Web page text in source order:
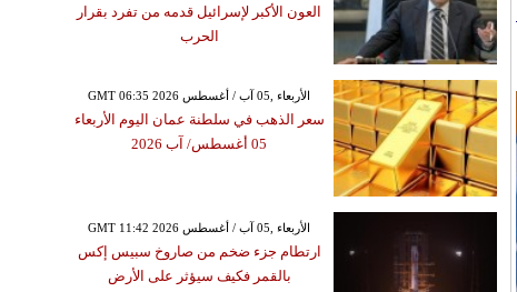
العون الأكبر لإسرائيل قدمه من تفرد بقرار
الحرب
GMT 06:35 2026 الأربعاء ,05 آب / أغسطس
سعر الذهب في سلطنة عمان اليوم الأربعاء
05 أغسطس/ آب 2026
GMT 11:42 2026 الأربعاء ,05 آب / أغسطس
ارتطام جزء ضخم من صاروخ سبيس إكس
بالقمر فكيف سيؤثر على الأرض